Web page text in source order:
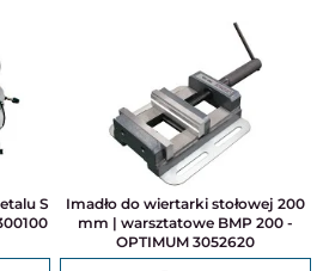
Imadło do wiertarki stołowej 200
mm | warsztatowe BMP 200 -
OPTIMUM 3052620